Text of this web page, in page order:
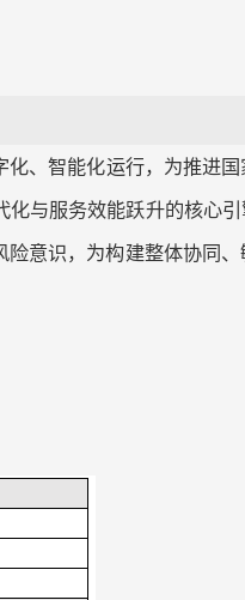
、智能化运行，为推进
化与服务效能跃升的核心
意识，为构建整体协同